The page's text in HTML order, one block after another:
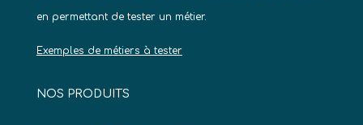
en permettant de tester un métier.
Exemples de métiers à tester
NOS PRODUITS